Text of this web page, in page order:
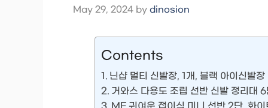
May 29, 2024 by dinosion
Contents
닌샵 멀티 신발장, 1개, 블랙 아이신발장
거와스 다용도 조립 선반 신발 정리대